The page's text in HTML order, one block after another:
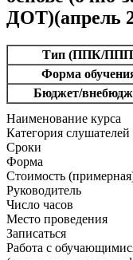
ДОТ)(апрель
Тип (ППК/
Форма
Бюджет/
Наименование курса
Категория слушателей
Сроки
Форма
Стоимость
Руководитель
Число часов
Место проведения
Записаться
Работа с